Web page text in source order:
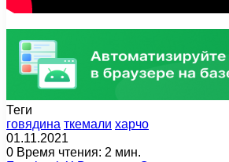
Теги
говядина ткемали харчо
01.11.2021
0 Время чтения: 2 мин.